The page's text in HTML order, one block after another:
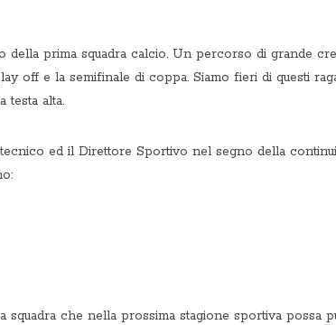
prima squadra calcio. Un percorso di grande
off e la semifinale di coppa. Siamo fieri di questi
testa alta.
ed il Direttore Sportivo nel segno della
che nella prossima stagione sportiva possa